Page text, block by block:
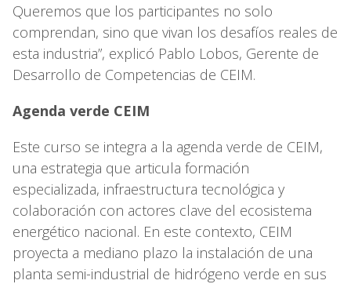
Queremos que los participantes no solo
comprendan, sino que vivan los desafíos reales de
esta industria”, explicó Pablo Lobos, Gerente de
Desarrollo de Competencias de CEIM.
Agenda verde CEIM
Este curso se integra a la agenda verde de CEIM,
una estrategia que articula formación
especializada, infraestructura tecnológica y
colaboración con actores clave del ecosistema
energético nacional. En este contexto, CEIM
proyecta a mediano plazo la instalación de una
planta semi-industrial de hidrógeno verde en sus